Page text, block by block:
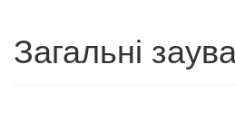
Загальні